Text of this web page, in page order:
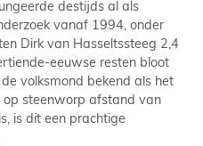
destijds al als
vanaf 1994, onder
Dirk van Hasseltssteeg 2,4
eeuwse resten bloot
volksmond bekend als het
op steenworp afstand van
is dit een prachtige